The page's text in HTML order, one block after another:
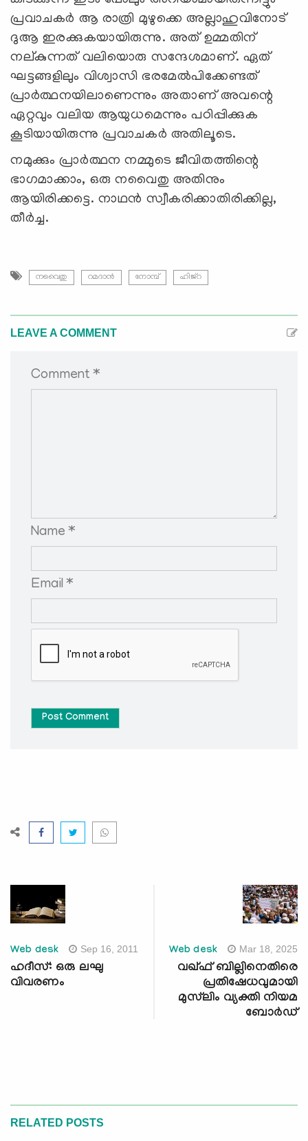
പ്രവാചകര്‍ ആ രാത്രി മുഴുക്കെ അല്ലാഹുവിനോട്
ദുആ ഇരക്കുകയായിരുന്നു. അത് ഉമ്മതിന്
നല്കുന്നത് വലിയൊരു സന്ദേശമാണ്. ഏത്
ഘട്ടങ്ങളിലും വിശ്വാസി ഭരമേല്‍പിക്കേണ്ടത്
പ്രാര്‍ത്ഥനയിലാണെന്നും അതാണ് അവന്റെ
ഏറ്റവും വലിയ ആയുധമെന്നും പഠിപ്പിക്കുക
കൂടിയായിരുന്നു പ്രവാചകര്‍ അതിലൂടെ.
നമുക്കും പ്രാര്‍ത്ഥന നമ്മുടെ ജീവിതത്തിന്റെ
ഭാഗമാക്കാം, ഒരു നവൈതു അതിനും
ആയിരിക്കട്ടെ. നാഥന്‍ സ്വീകരിക്കാതിരിക്കില്ല,
തീര്‍ച്ച.
നവൈതു റമദാന്‍ നോമ്പ് ഹിജ്റ
LEAVE A COMMENT
Comment *
Name *
Email *
Post Comment
Web desk Sep 16, 2011
ഹദീസ്: ഒരു ലഘു
വിവരണം
Web desk Mar 18, 2025
വഖ്ഫ് ബില്ലിനെതിരെ
പ്രതിഷേധവുമായി
മുസ്‌ലിം വ്യക്തി നിയമ
ബോര്‍ഡ്
RELATED POSTS